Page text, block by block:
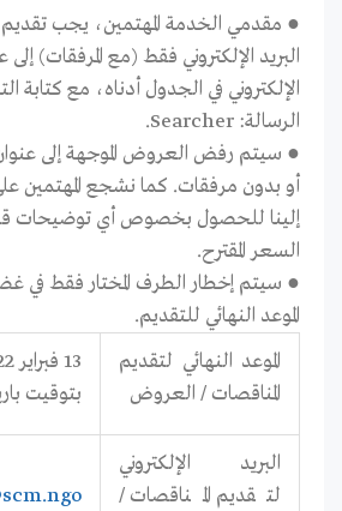
● مقدمي الخدمة المهتمين، يجب
البريد الإلكتروني فقط (مع المرفقات) إلى
الإلكتروني في الجدول أدناه، مع كتابة
الرسالة: Searcher
.
● سيتم رفض العروض الموجهة إلى عنوان
أو بدون مرفقات. كما نشجع المهتمين
إلينا للحصول بخصوص أي توضيحات
السعر المقترح.
● سيتم إخطار الطرف المختار فقط في
الموعد النهائي للتقديم.
الموعد النهائي لتقديم
المناقصات / العروض
13 فبراير
بتوقيت
البريد الإلكتروني
لتقديم المناقصات /